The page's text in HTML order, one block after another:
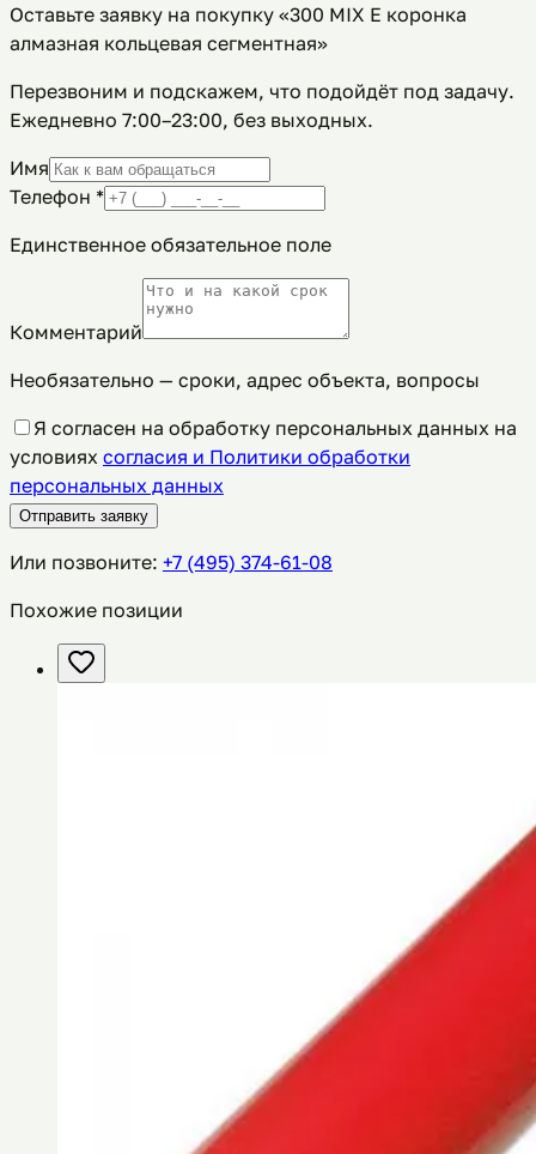
Оставьте заявку на покупку «300 MIX E коронка
алмазная кольцевая сегментная»
Перезвоним и подскажем, что подойдёт под задачу.
Ежедневно 7:00–23:00, без выходных.
Имя
Телефон *
Единственное обязательное поле
Комментарий
Необязательно — сроки, адрес объекта, вопросы
Я согласен на обработку персональных данных на
условиях согласия и Политики обработки
персональных данных
Отправить заявку
Или позвоните: +7 (495) 374-61-08
Похожие позиции